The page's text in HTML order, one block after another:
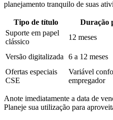
planejamento tranquilo de suas
Tipo de título Duração
Suporte em papel
clássico
12 meses
Versão digitalizada
6 a 12 meses
Ofertas especiais
CSE
Variável
empregador
Anote imediatamente a data de
Planeje sua utilização para